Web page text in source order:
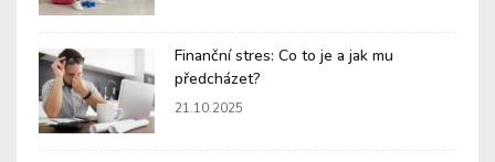
Finanční stres: Co to je a jak mu
předcházet?
21.10.2025